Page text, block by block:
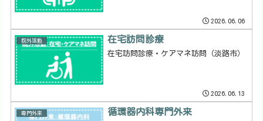
2026.06.06
院外活動 在宅訪問診療
在宅訪問診療・ケアマネ訪問（淡路市）
2026.06.13
専門外来 循環器内科専門外来